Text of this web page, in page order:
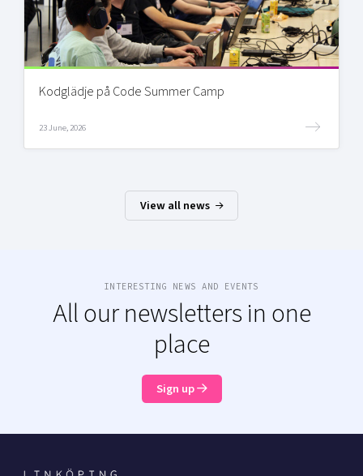
Kodglädje på Code Summer Camp
23 June, 2026
View all news
INTERESTING NEWS AND EVENTS
All our newsletters in one
place
Sign up